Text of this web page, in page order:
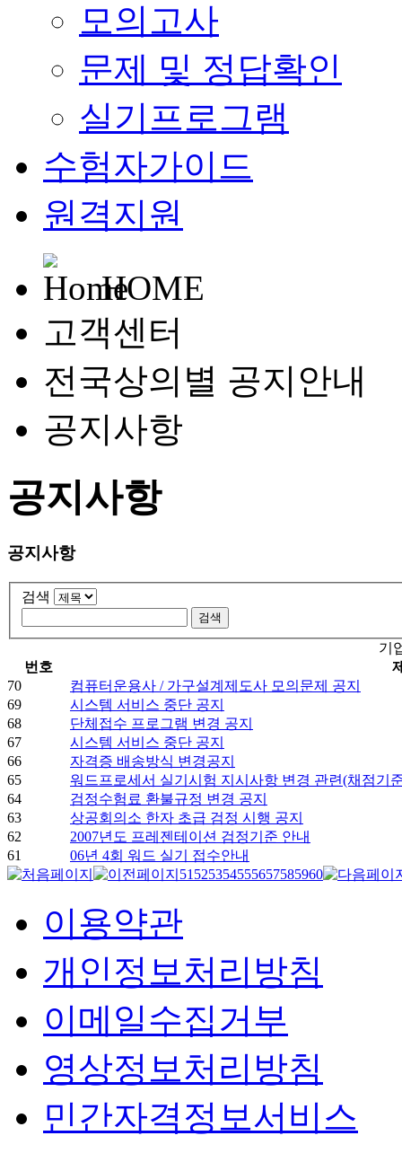
모의고사
문제 및 정답확인
실기프로그램
수험자가이드
원격지원
HOME
고객센터
전국상의별 공지안내
공지사항
공지사항
공지사항
검색
기
번호
70
컴퓨터운용사 / 가구설계제도사 모의문제 공지
69
시스템 서비스 중단 공지
68
단체접수 프로그램 변경 공지
67
시스템 서비스 중단 공지
66
자격증 배송방식 변경공지
65
워드프로세서 실기시험 지시사항 변경 관련(채점기
64
검정수험료 환불규정 변경 공지
63
상공회의소 한자 초급 검정 시행 공지
62
2007년도 프레젠테이션 검정기준 안내
61
06년 4회 워드 실기 접수안내
51525354555657585960
이용약관
개인정보처리방침
이메일수집거부
영상정보처리방침
민간자격정보서비스